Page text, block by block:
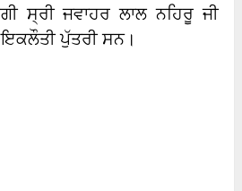
ਸ੍ਰੀ ਜਵਾਹਰ ਲਾਲ ਨਹਿਰੂ ਜੀ
ਪੁੱਤਰੀ ਸਨ।